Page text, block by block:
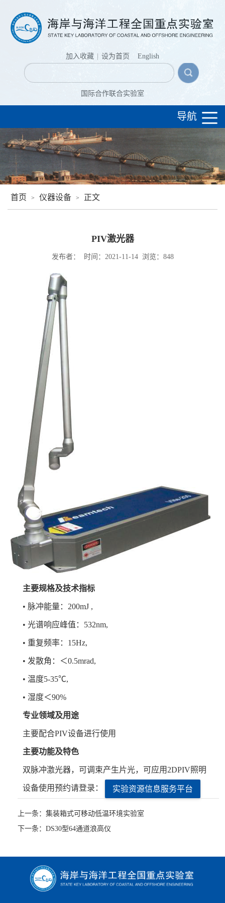
加入收藏 设为首页 English
国际合作联合实验室
导航
首页 > 仪器设备 > 正文
PIV激光器
发布者： 时间：2021-11-14 浏览： 848
主要规格及技术指标
• 脉冲能量：200mJ ,
• 光谱响应峰值：532nm,
• 重复频率：15Hz,
• 发散角：＜0.5mrad,
• 温度5-35℃,
• 湿度＜90%
专业领域及用途
主要配合PIV设备进行使用
主要功能及特色
双脉冲激光器，可调束产生片光，可应用2DPIV照明
设备使用预约请登录： 实验资源信息服务平台
上一条：集装箱式可移动低温环境实验室
下一条：DS30型64通道浪高仪